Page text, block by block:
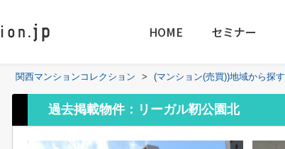
HOME セミナー
関西マンションコレクション > (マンション(売買))地域から探す
過去掲載物件：リーガル靭公園北